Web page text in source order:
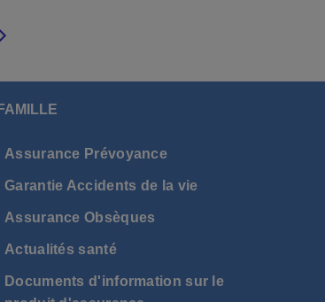
Assurance Prévoyance
Garantie Accidents de la vie
Assurance Obsèques
Actualités santé
Documents d'information sur le